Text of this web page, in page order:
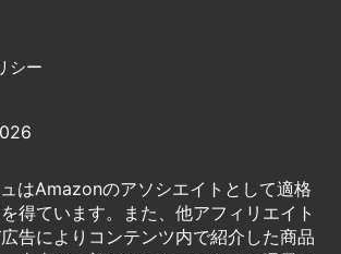
シー
はAmazonのアソシエイトとして適格
得ています。また、他アフィリエイト
告によりコンテンツ内で紹介した商品